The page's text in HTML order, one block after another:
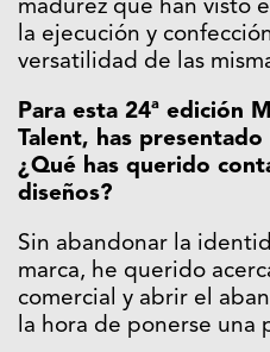
madurez que han visto
la ejecución y
versatilidad de las
Para esta 24ª edición
Talent, has
¿Qué has querido
diseños?
Sin abandonar la
marca, he querido
comercial y abrir el
la hora de ponerse